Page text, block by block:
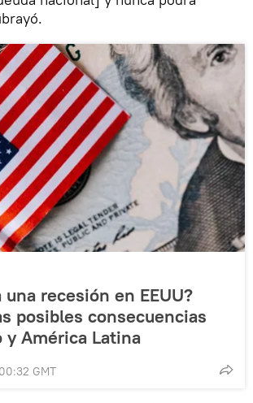
una recesión en EEUU?
posibles consecuencias
y América Latina
GMT